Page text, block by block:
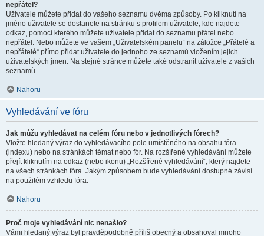
nepřátel?
Uživatele můžete přidat do vašeho seznamu dvěma způsoby. Po kliknutí na
jméno uživatele se dostanete na stránku s profilem uživatele, kde najdete
odkaz, pomocí kterého můžete uživatele přidat do seznamu přátel nebo
nepřátel. Nebo můžete ve vašem „Uživatelském panelu“ na záložce „Přátelé a
nepřátelé“ přímo přidat uživatele do jednoho ze seznamů vložením jejich
uživatelských jmen. Na stejné stránce můžete také odstranit uživatele z vašich
seznamů.
Nahoru
Vyhledávání ve fóru
Jak můžu vyhledávat na celém fóru nebo v jednotlivých fórech?
Vložte hledaný výraz do vyhledávacího pole umístěného na obsahu fóra
(indexu) nebo na stránkách témat nebo fór. Na rozšířené vyhledávání můžete
přejít kliknutím na odkaz (nebo ikonu) „Rozšířené vyhledávání“, který najdete
na všech stránkách fóra. Jakým způsobem bude vyhledávání dostupné závisí
na použitém vzhledu fóra.
Nahoru
Proč moje vyhledávání nic nenašlo?
Vámi hledaný výraz byl pravděpodobně příliš obecný a obsahoval mnoho